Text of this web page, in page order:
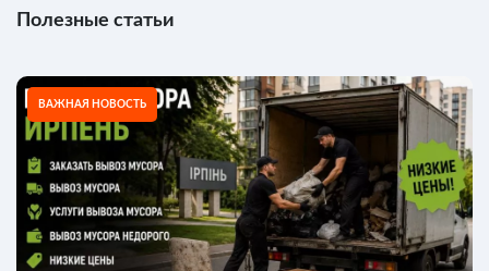
Полезные статьи
ВАЖНАЯ НОВОСТЬ